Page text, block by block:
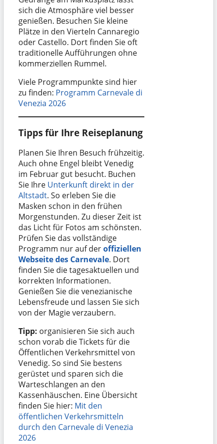
sich die Atmosphäre viel besser
genießen. Besuchen Sie kleine
Plätze in den Vierteln Cannaregio
oder Castello. Dort finden Sie oft
traditionelle Aufführungen ohne
kommerziellen Rummel.
Viele Programmpunkte sind hier
zu finden: Programm Carnevale di
Venezia 2026
Tipps für Ihre Reiseplanung
Planen Sie Ihren Besuch frühzeitig.
Auch ohne Engel bleibt Venedig
im Februar gut besucht. Buchen
Sie Ihre Unterkunft direkt in der
Altstadt. So erleben Sie die
Masken schon in den frühen
Morgenstunden. Zu dieser Zeit ist
das Licht für Fotos am schönsten.
Prüfen Sie das vollständige
Programm nur auf deroffiziellen
Webseite des Carnevale. Dort
finden Sie die tagesaktuellen und
korrekten Informationen.
Genießen Sie die venezianische
Lebensfreude und lassen Sie sich
von der Magie verzaubern.
Tipp: organisieren Sie sich auch
schon vorab die Tickets für die
Öffentlichen Verkehrsmittel von
Venedig. So sind Sie bestens
gerüstet und sparen sich die
Warteschlangen an den
Kassenhäuschen. Eine Übersicht
finden Sie hier: Mit den
öffentlichen Verkehrsmitteln
durch den Carnevale di Venezia
2026